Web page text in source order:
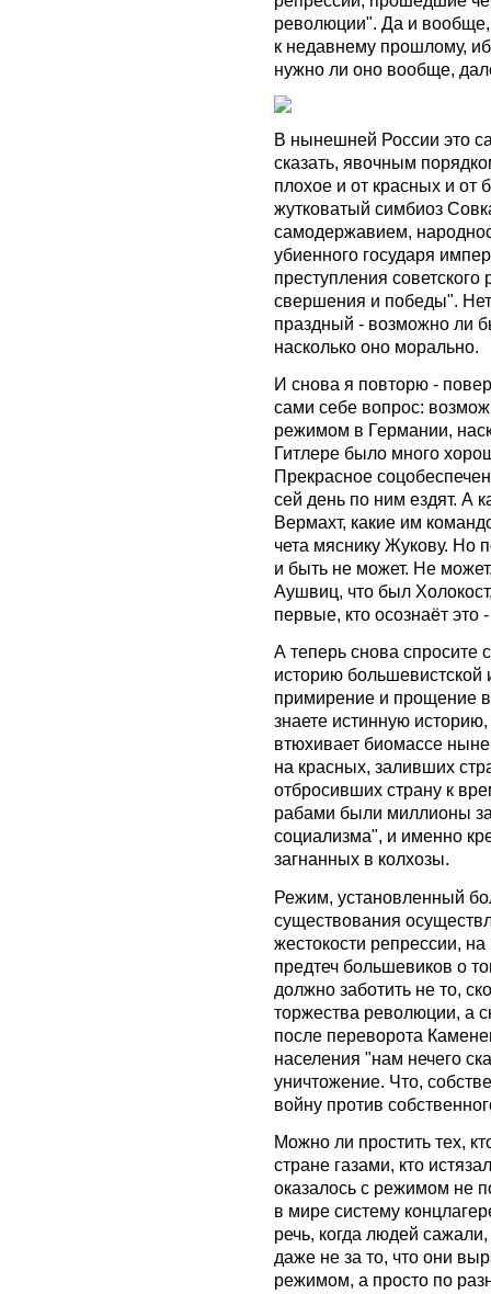
революции". Да и вообще,
к недавнему прошлому,
нужно ли оно вообще,
В нынешней России это
сказать, явочным
плохое и от красных и от
жутковатый симбиоз
самодержавием,
убиенного государя
преступления
свершения и победы".
праздный - возможно ли
насколько оно морально.
И снова я повторю -
сами себе вопрос:
режимом в Германии,
Гитлере было много
Прекрасное
сей день по ним ездят. А
Вермахт, какие им
чета мяснику Жукову. Но
и быть не может. Не
Аушвиц, что был
первые, кто осознаёт
А теперь снова спросите
историю большевистской
примирение и прощение
знаете истинную
втюхивает биомассе
на красных, заливших
отбросивших страну к
рабами были миллионы
социализма", и именно
загнанных в колхозы.
Режим, установленный
существования
жестокости репрессии,
предтеч большевиков о
должно заботить не то,
торжества революции, а
после переворота
населения "нам нечего
уничтожение. Что,
войну против
Можно ли простить тех,
стране газами, кто
оказалось с режимом не
в мире систему
речь, когда людей
даже не за то, что они
режимом, а просто по